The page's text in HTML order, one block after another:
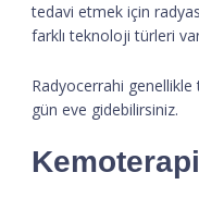
tedavi etmek için
farklı teknoloji türleri
Radyocerrahi genellikle
gün eve gidebilirsiniz.
Kemoterapi